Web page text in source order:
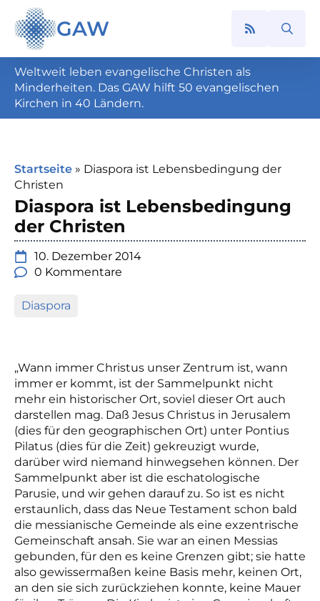
GAW
Search
Weltweit leben evangelische Christen als
Minderheiten. Das GAW hilft 50 evangelischen
Kirchen in 40 Ländern.
Startseite » Diaspora ist Lebensbedingung der
Christen
Diaspora ist Lebensbedingung
der Christen
10. Dezember 2014
0 Kommentare
Diaspora
„Wann immer Christus unser Zentrum ist, wann
immer er kommt, ist der Sammelpunkt nicht
mehr ein historischer Ort, soviel dieser Ort auch
darstellen mag. Daß Jesus Christus in Jerusalem
(dies für den geographischen Ort) unter Pontius
Pilatus (dies für die Zeit) gekreuzigt wurde,
darüber wird niemand hinwegsehen können. Der
Sammelpunkt aber ist die eschatologische
Parusie, und wir gehen darauf zu. So ist es nicht
erstaunlich, dass das Neue Testament schon bald
die messianische Gemeinde als eine exzentrische
Gemeinschaft ansah. Sie war an einen Messias
gebunden, für den es keine Grenzen gibt; sie hatte
also gewissermaßen keine Basis mehr, keinen Ort,
an den sie sich zurückziehen konnte, keine Mauer